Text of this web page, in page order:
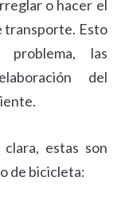
o hacer el
transporte. Esto
las
del
estas son
de bicicleta: